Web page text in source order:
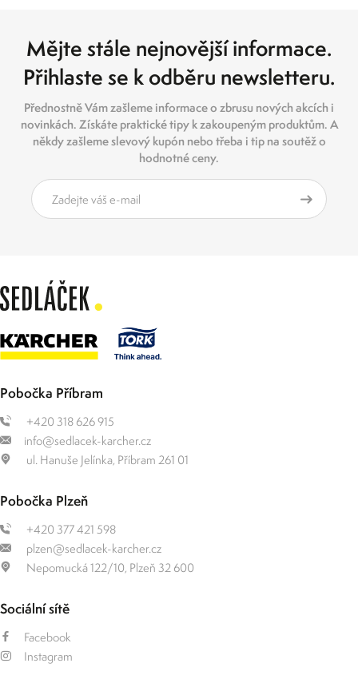
Mějte stále nejnovější informace.
Přihlaste se k odběru newsletteru.
Přednostně Vám zašleme informace o zbrusu nových akcích i
novinkách. Získáte praktické tipy k zakoupeným produktům. A
někdy zašleme slevový kupón nebo třeba i tip na soutěž o
hodnotné ceny.
Pobočka Příbram
+420 318 626 915
info@sedlacek-karcher.cz
ul. Hanuše Jelínka, Příbram 261 01
Pobočka Plzeň
+420 377 421 598
plzen@sedlacek-karcher.cz
Nepomucká 122/10, Plzeň 32 600
Sociální sítě
Facebook
Instagram